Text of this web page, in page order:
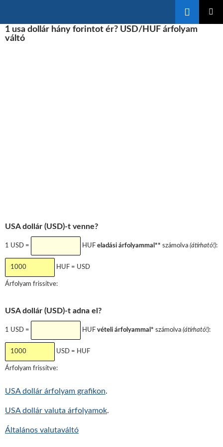
A
TARTALOMBA
1 usa dollár hány forintot ér? USD/HUF árfolyam
váltó
USA dollár (USD)-t venne?
1 USD = HUF eladási árfolyammal** számolva (átírható!):
HUF = USD
Árfolyam frissítve:
USA dollár (USD)-t adna el?
1 USD = HUF vételi árfolyammal* számolva (átírható!):
USD = HUF
Árfolyam frissítve:
USA dollár árfolyam grafikon.
USA dollár valuta árfolyamok.
Általános valutaváltó